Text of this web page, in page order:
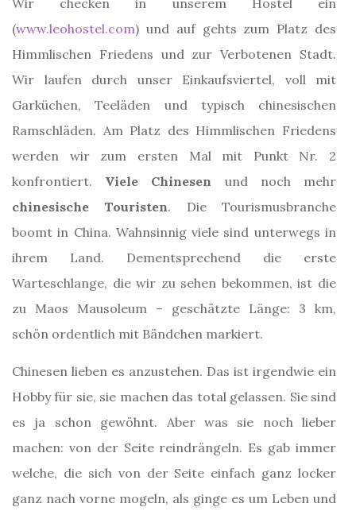
Wir checken in unserem Hostel ein
(www.leohostel.com) und auf gehts zum Platz des
Himmlischen Friedens und zur Verbotenen Stadt.
Wir laufen durch unser Einkaufsviertel, voll mit
Garküchen, Teeläden und typisch chinesischen
Ramschläden. Am Platz des Himmlischen Friedens
werden wir zum ersten Mal mit Punkt Nr. 2
konfrontiert. Viele Chinesen und noch mehr
chinesische Touristen. Die Tourismusbranche
boomt in China. Wahnsinnig viele sind unterwegs in
ihrem Land. Dementsprechend die erste
Warteschlange, die wir zu sehen bekommen, ist die
zu Maos Mausoleum – geschätzte Länge: 3 km,
schön ordentlich mit Bändchen markiert.
Chinesen lieben es anzustehen. Das ist irgendwie ein
Hobby für sie, sie machen das total gelassen. Sie sind
es ja schon gewöhnt. Aber was sie noch lieber
machen: von der Seite reindrängeln. Es gab immer
welche, die sich von der Seite einfach ganz locker
ganz nach vorne mogeln, als ginge es um Leben und